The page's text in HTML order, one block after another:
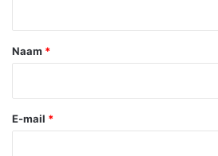
*
Naam *
E-mail *